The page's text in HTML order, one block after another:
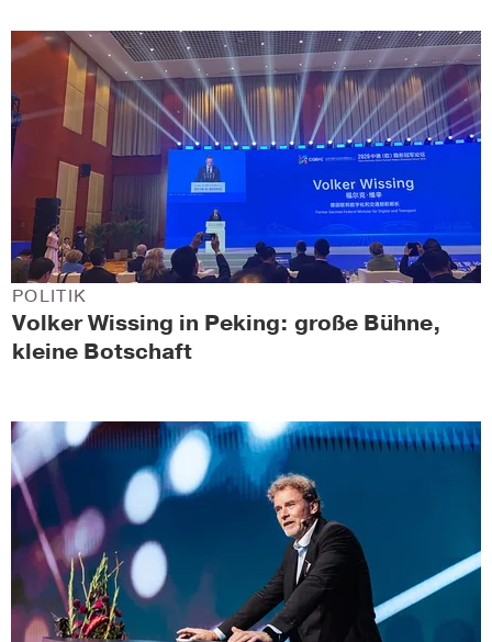
Volker Wissing in Peking: große Bühne,
kleine Botschaft
POLITIK